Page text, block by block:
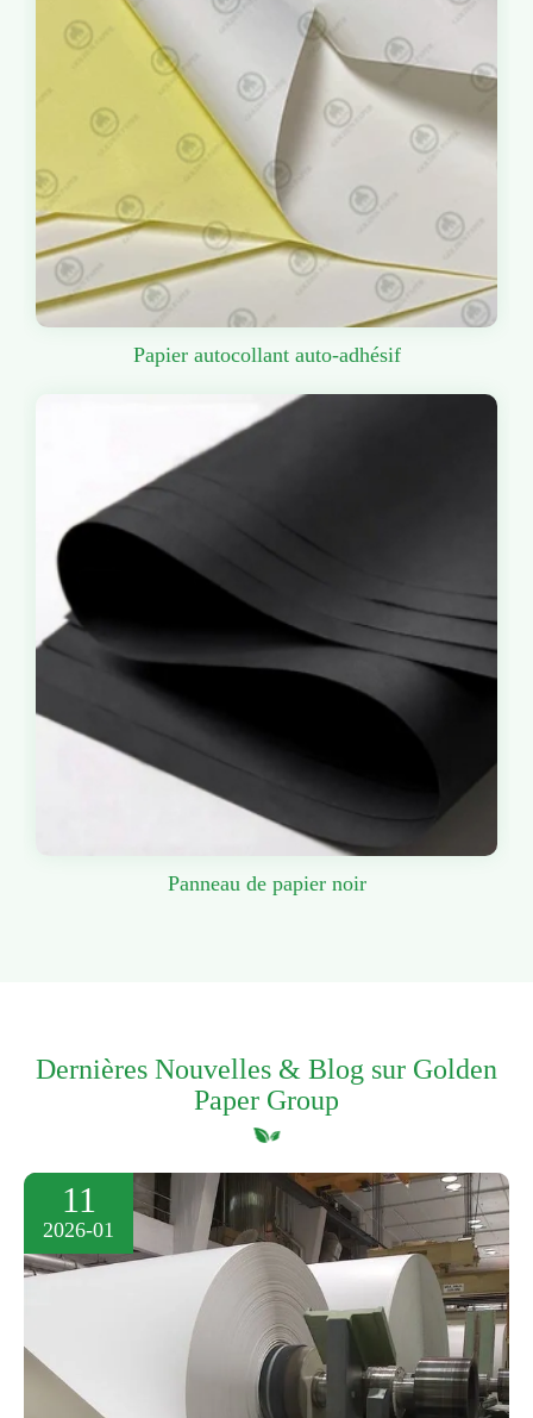
Papier autocollant auto-adhésif
Panneau de papier noir
Dernières Nouvelles & Blog sur Golden
Paper Group
11
2026-01